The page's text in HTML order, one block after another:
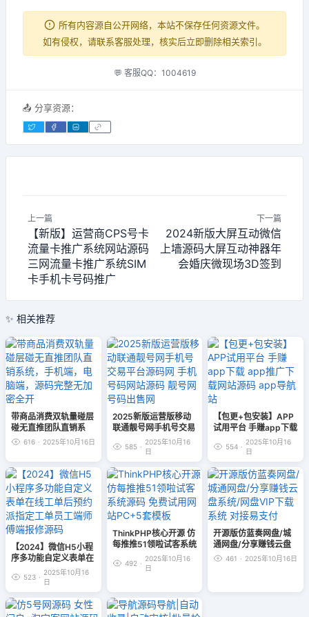
所有内容源自公开网络，本站不保存任何资源文件。
如有侵权，请联系客服处理，核实后立即删除相关索引。
💬 客服QQ：1004619
📤 分享资源：
上一篇
【新版】运营商CPS号卡
流量卡推广系统网站源码
三网流量卡推广系统SIM
卡手机卡号码推广
下一篇
2024新版大屏互动微信
上墙源码大屏互动神器年
会婚庆微现场3D签到
✨ 相关推荐
带商品消费双轨量碰层
碰无直推团队直销系
统，手机端，电脑端，
616 · 2025年10月16日
2025新版运营版移动
联通靓号网手机号交易
平台源码网 手机号码
网站源码 靓号网 号码
出售网
585 ·
2025年10月16
日
【包更+包安装】APP
试用平台 手赚app下载
app推广下载网站源码
app导航站
554 ·
2025年10月16
日
【2024】微信H5小程
序多功能自定义表单在
线工单后预约派指定工
单员工端师傅端报修源
码
523 ·
2025年10月16
日
ThinkPHP核心开源 仿
每推推51领啦试客系统
源码 免费试用网站
PC+5套模板
492 ·
2025年10月16
日
开源版仿蓝奏网盘/城
通网盘/分享赚钱云盘
系统/网盘VIP下载系统
461 · 2025年10月16日